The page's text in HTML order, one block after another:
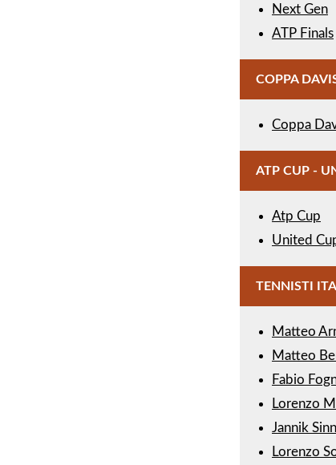
Next Gen
ATP Finals
COPPA
Coppa
ATP CUP -
Atp Cup
United
TENNISTI
Matteo
Matteo
Fabio
Lorenzo
Jannik
Lorenzo